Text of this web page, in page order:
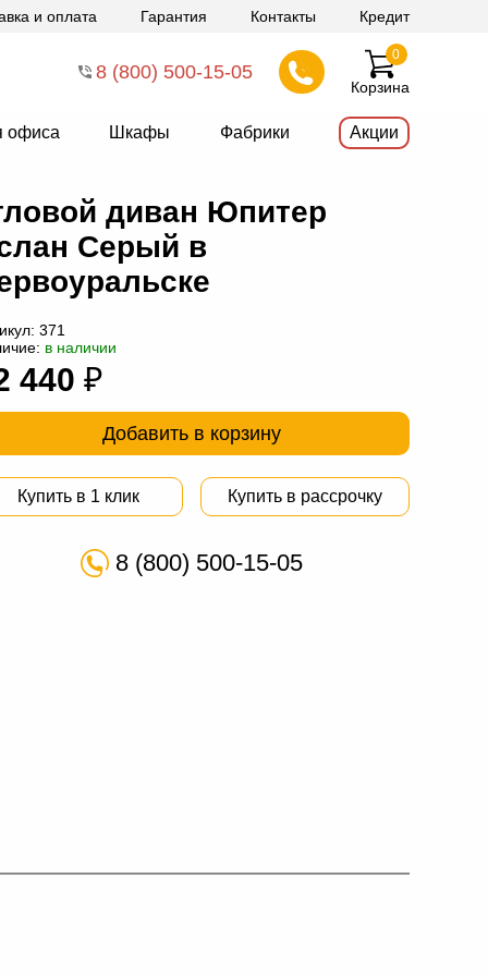
и оплата Гарантия Контакты Кредит
8 (800) 500-15-05
Корзина
0
офиса Шкафы Фабрики Акции
диван Юпитер
Серый в
371
в наличии
440 ₽
Добавить в корзину
Купить в 1 клик Купить в рассрочку
8 (800) 500-15-05